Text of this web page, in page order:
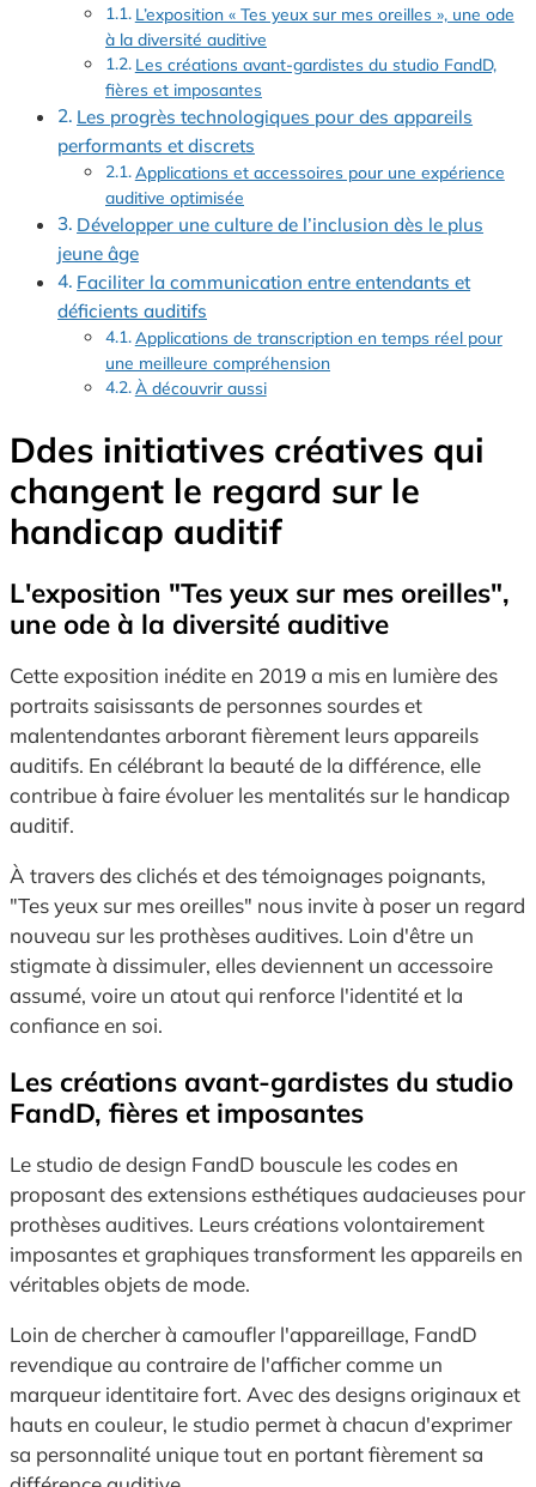
L’exposition « Tes yeux sur mes oreilles », une ode
à la diversité auditive
Les créations avant-gardistes du studio FandD,
fières et imposantes
Les progrès technologiques pour des appareils
performants et discrets
Applications et accessoires pour une expérience
auditive optimisée
Développer une culture de l’inclusion dès le plus
jeune âge
Faciliter la communication entre entendants et
déficients auditifs
Applications de transcription en temps réel pour
une meilleure compréhension
À découvrir aussi
Ddes initiatives créatives qui
changent le regard sur le
handicap auditif
L'exposition "Tes yeux sur mes oreilles",
une ode à la diversité auditive
Cette exposition inédite en 2019 a mis en lumière des
portraits saisissants de personnes sourdes et
malentendantes arborant fièrement leurs appareils
auditifs. En célébrant la beauté de la différence, elle
contribue à faire évoluer les mentalités sur le handicap
auditif.
À travers des clichés et des témoignages poignants,
"Tes yeux sur mes oreilles" nous invite à poser un regard
nouveau sur les prothèses auditives. Loin d'être un
stigmate à dissimuler, elles deviennent un accessoire
assumé, voire un atout qui renforce l'identité et la
confiance en soi.
Les créations avant-gardistes du studio
FandD, fières et imposantes
Le studio de design FandD bouscule les codes en
proposant des extensions esthétiques audacieuses pour
prothèses auditives. Leurs créations volontairement
imposantes et graphiques transforment les appareils en
véritables objets de mode.
Loin de chercher à camoufler l'appareillage, FandD
revendique au contraire de l'afficher comme un
marqueur identitaire fort. Avec des designs originaux et
hauts en couleur, le studio permet à chacun d'exprimer
sa personnalité unique tout en portant fièrement sa